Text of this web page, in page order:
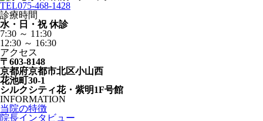
TEL075-468-1428
診療時間
水・日・祝 休診
7:30 ～ 11:30
12:30 ～ 16:30
アクセス
〒603-8148
京都府京都市北区小山西
花池町30-1
シルクシティ花・紫明1F号館
INFORMATION
当院の特徴
院長インタビュー